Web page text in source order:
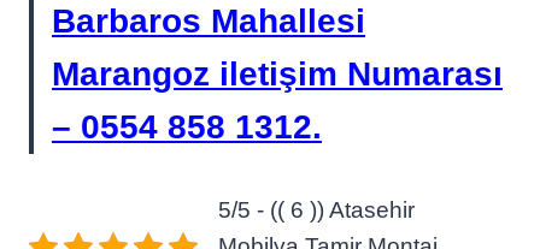
Barbaros Mahallesi
Marangoz iletişim Numarası
– 0554 858 1312.
5/5 - (( 6 )) Atasehir